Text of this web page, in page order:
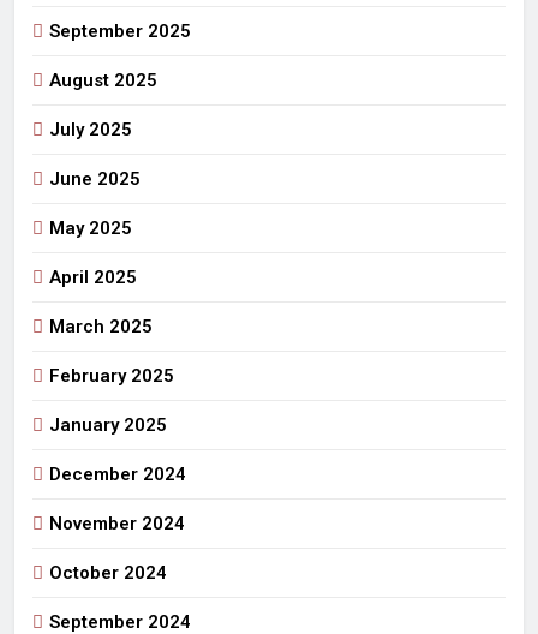
September 2025
August 2025
July 2025
June 2025
May 2025
April 2025
March 2025
February 2025
January 2025
December 2024
November 2024
October 2024
September 2024